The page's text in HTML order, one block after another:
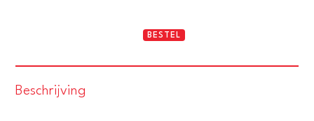
Oerbegin
BESTEL
Beschrijving